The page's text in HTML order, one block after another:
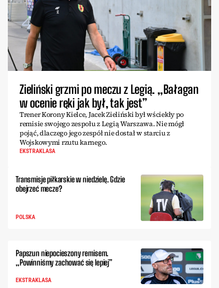
Zieliński grzmi po meczu z Legią. „Bałagan
w ocenie ręki jak był, tak jest”
Trener Korony Kielce, Jacek Zieliński był wściekły po
remisie swojego zespołu z Legią Warszawa. Nie mógł
pojąć, dlaczego jego zespół nie dostał w starciu z
Wojskowymi rzutu karnego.
EKSTRAKLASA
Transmisje piłkarskie w niedzielę. Gdzie
obejrzeć mecze?
POLSKA
Papszun niepocieszony remisem.
„Powinniśmy zachować się lepiej”
EKSTRAKLASA